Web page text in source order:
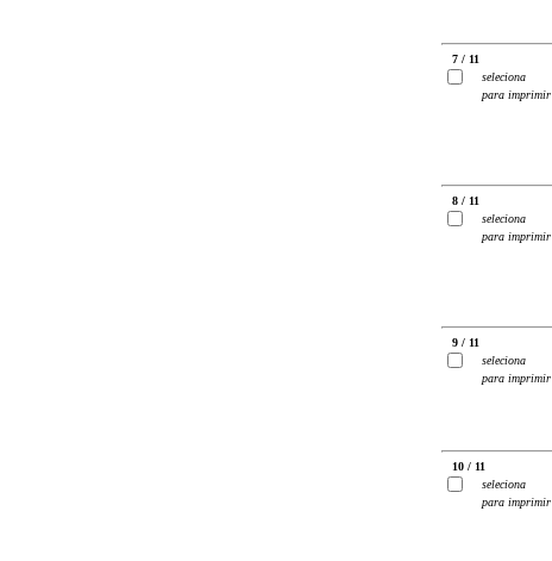
7 / 11
seleciona
para imprimir
8 / 11
seleciona
para imprimir
9 / 11
seleciona
para imprimir
10 / 11
seleciona
para imprimir